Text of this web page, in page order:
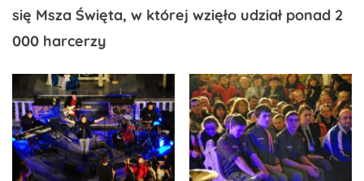
się Msza Święta, w której wzięło udział ponad 2
000 harcerzy